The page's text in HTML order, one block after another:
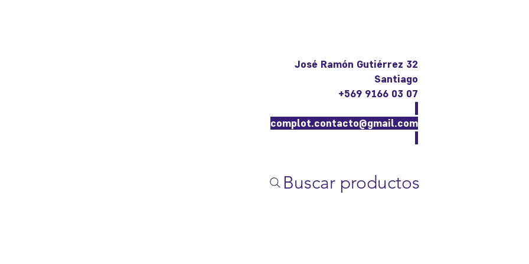
José Ramón Gutiérrez 32
Santiago
+569 9166 03 07
complot.contacto@gmail.com
Buscar productos